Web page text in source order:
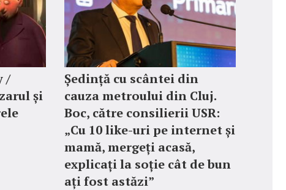
/
și
Ședință cu scântei din
cauza metroului din Cluj.
Boc, către consilierii USR:
„Cu 10 like-uri pe internet și
mamă, mergeți acasă,
explicați la soție cât de bun
ați fost astăzi”